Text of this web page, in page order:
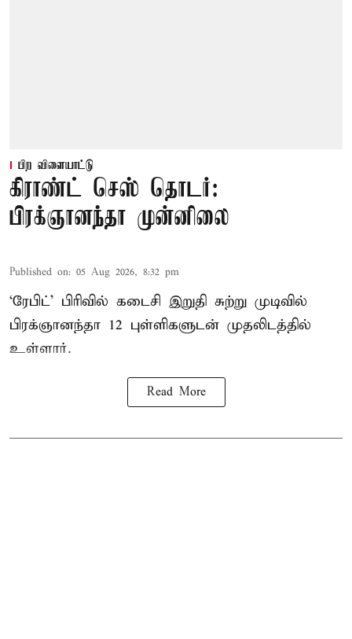
பிற விளையாட்டு
கிராண்ட் செஸ் தொடர்:
பிரக்ஞானந்தா முன்னிலை
Published on: 05 Aug 2026, 8:32 pm
‘ரேபிட்’ பிரிவில் கடைசி இறுதி சுற்று முடிவில்
பிரக்ஞானந்தா 12 புள்ளிகளுடன் முதலிடத்தில்
உள்ளார்.
Read More